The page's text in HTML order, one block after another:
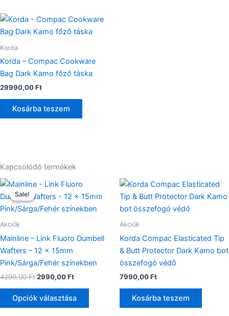
Korda
Korda – Compac Cookware
Bag Dark Kamo főző táska
29990,00Ft
Kosárba teszem
Kapcsolódó termékek
Sale!
Sale!
Akciók
Mainline – Link Fluoro Dumbell
Wafters – 12 x 15mm
Pink/Sárga/Fehér színekben
4290,00Ft
Original
was:
4290,00 Ft.
2990,00Ft
Current
is:
2990,00 Ft.
Opciók választása
a
terméknek
termékoldalon
választhatók
Akciók
Korda Compac Elasticated Tip
& Butt Protector Dark Kamo bot
összefogó védő
7990,00Ft
Kosárba teszem